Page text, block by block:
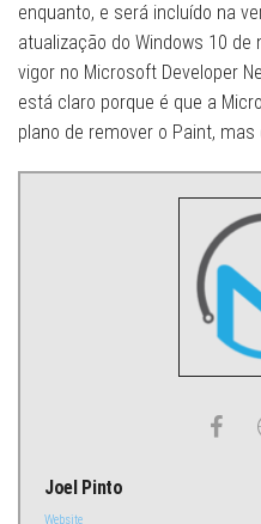
enquanto, e será incluído na
atualização do Windows 10
vigor no Microsoft Developer
está claro porque é que a
plano de remover o Paint,
Joel Pinto
Website